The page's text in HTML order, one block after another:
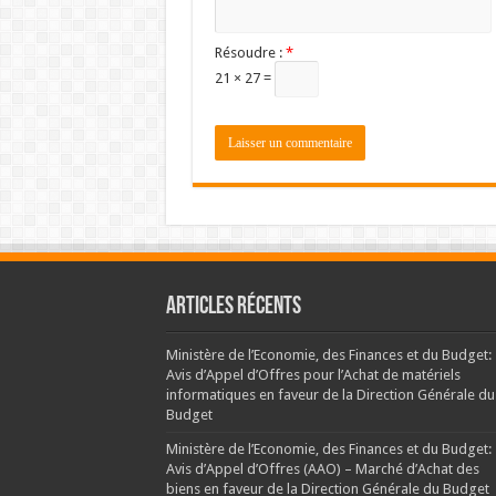
Résoudre : *
21 × 27 =
Articles récents
Ministère de l’Economie, des Finances et du Budget:
Avis d’Appel d’Offres pour l’Achat de matériels
informatiques en faveur de la Direction Générale du
Budget
Ministère de l’Economie, des Finances et du Budget:
Avis d’Appel d’Offres (AAO) – Marché d’Achat des
biens en faveur de la Direction Générale du Budget